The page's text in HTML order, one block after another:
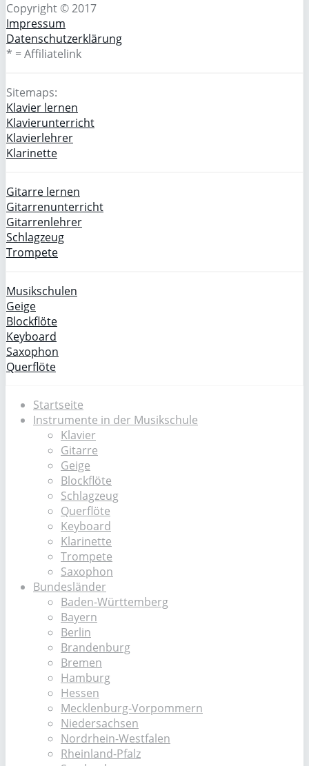
Copyright © 2017
Impressum
Datenschutzerklärung
* = Affiliatelink
Sitemaps:
Klavier lernen
Klavierunterricht
Klavierlehrer
Klarinette
Gitarre lernen
Gitarrenunterricht
Gitarrenlehrer
Schlagzeug
Trompete
Musikschulen
Geige
Blockflöte
Keyboard
Saxophon
Querflöte
Startseite
Instrumente in der Musikschule
Klavier
Gitarre
Geige
Blockflöte
Schlagzeug
Querflöte
Keyboard
Klarinette
Trompete
Saxophon
Bundesländer
Baden-Württemberg
Bayern
Berlin
Brandenburg
Bremen
Hamburg
Hessen
Mecklenburg-Vorpommern
Niedersachsen
Nordrhein-Westfalen
Rheinland-Pfalz